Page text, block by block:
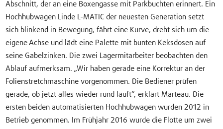
Abschnitt, der an eine Boxengasse mit Parkbuchten erinnert. Ein
Hochhubwagen Linde L-MATIC der neuesten Generation setzt
sich blinkend in Bewegung, fährt eine Kurve, dreht sich um die
eigene Achse und lädt eine Palette mit bunten Keksdosen auf
seine Gabelzinken. Die zwei Lagermitarbeiter beobachten den
Ablauf aufmerksam. „Wir haben gerade eine Korrektur an der
Folienstretchmaschine vorgenommen. Die Bediener prüfen
gerade, ob jetzt alles wieder rund läuft“, erklärt Marteau. Die
ersten beiden automatisierten Hochhubwagen wurden 2012 in
Betrieb genommen. Im Frühjahr 2016 wurde die Flotte um zwei